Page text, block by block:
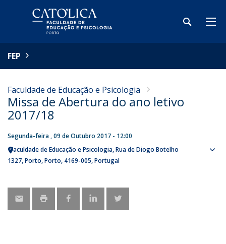
FEP
Faculdade de Educação e Psicologia
Missa de Abertura do ano letivo
2017/18
Segunda-feira , 09 de Outubro 2017 - 12:00
Faculdade de Educação e Psicologia Rua de Diogo Botelho
1327 Porto Porto 4169-005 Portugal